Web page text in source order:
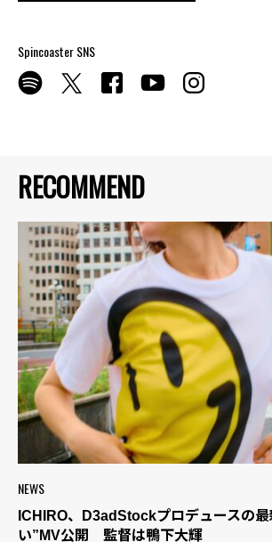
RECOMMEND
NEWS
ICHIRO、D3adStockプロデュースの
い”MV公開 監督は鴨下大輝
Spincoaster SNS